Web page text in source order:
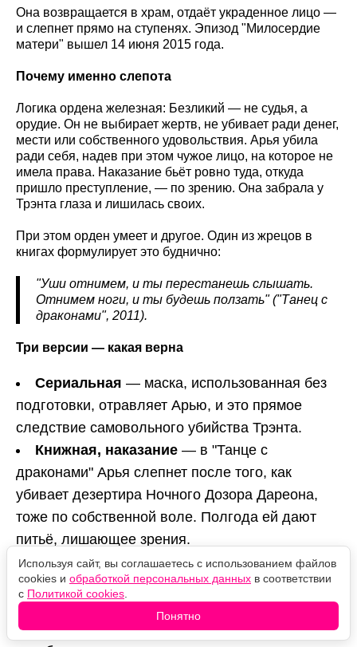
Она возвращается в храм, отдаёт украденное лицо —
и слепнет прямо на ступенях. Эпизод "Милосердие
матери" вышел 14 июня 2015 года.
Почему именно слепота
Логика ордена железная: Безликий — не судья, а
орудие. Он не выбирает жертв, не убивает ради денег,
мести или собственного удовольствия. Арья убила
ради себя, надев при этом чужое лицо, на которое не
имела права. Наказание бьёт ровно туда, откуда
пришло преступление, — по зрению. Она забрала у
Трэнта глаза и лишилась своих.
При этом орден умеет и другое. Один из жрецов в
книгах формулирует это буднично:
"Уши отнимем, и ты перестанешь слышать.
Отнимем ноги, и ты будешь ползать" ("Танец с
драконами", 2011).
Три версии — какая верна
Сериальная — маска, использованная без
подготовки, отравляет Арью, и это прямое
следствие самовольного убийства Трэнта.
Книжная, наказание — в "Танце с
драконами" Арья слепнет после того, как
убивает дезертира Ночного Дозора Дареона,
тоже по собственной воле. Полгода ей дают
питьё, лишающее зрения.
Книжная, испытание— есть и версия, что
слепота обязательна для всех послушников.
Бродяжка объясняет Арье, что на стене у
храмовой лестницы есть незаметные глазу
Используя сайт, вы соглашаетесь с использованием файлов
cookies и обработкой персональных данных в соответствии
с Политикой cookies
Понятно